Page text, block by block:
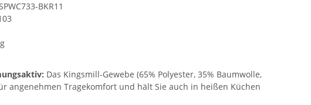
BKR11
Das Kingsmill-Gewebe (65% Polyester, 35% Baumwolle,
angenehmen Tragekomfort und hält Sie auch in heißen Küchen